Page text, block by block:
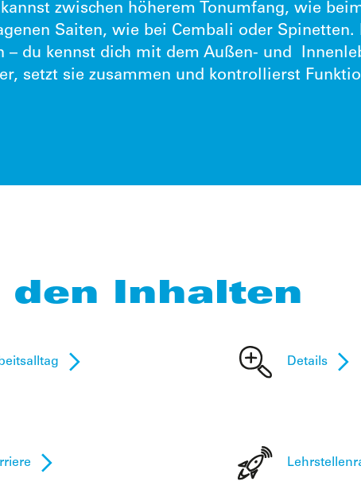
zwischen höherem Tonumfang, wie
Saiten, wie bei Cembali oder Spinetten.
– du kennst dich mit dem Außen- und
setzt sie zusammen und kontrollierst
Inhalten
Details